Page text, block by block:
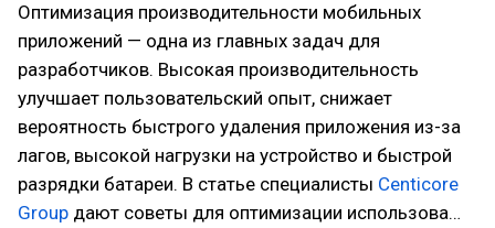
Оптимизация производительности мобильных
приложений — одна из главных задач для
разработчиков. Высокая производительность
улучшает пользовательский опыт, снижает
вероятность быстрого удаления приложения из-за
лагов, высокой нагрузки на устройство и быстрой
разрядки батареи. В статье специалисты Centicore
Group дают советы для оптимизации использова…